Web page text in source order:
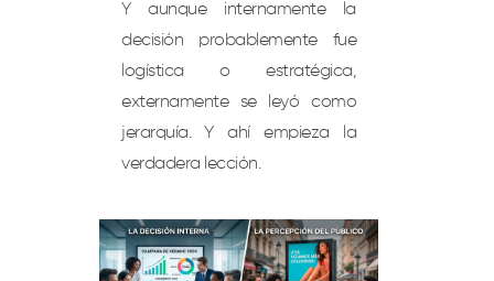
Y aunque internamente la
decisión probablemente fue
logística o estratégica,
externamente se leyó como
jerarquía. Y ahí empieza la
verdadera lección.